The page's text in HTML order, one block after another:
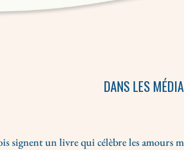
DANS LES
signent un livre qui célèbre les amours